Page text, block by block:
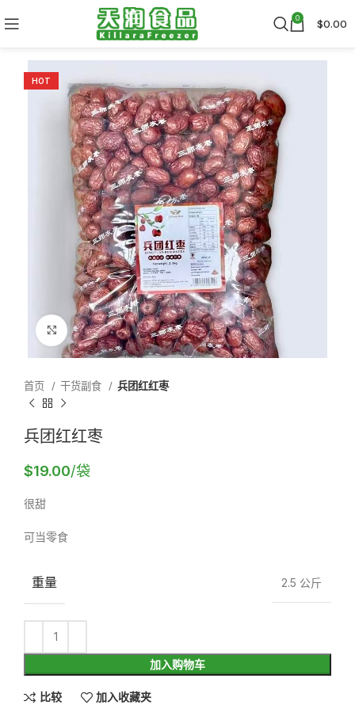
0 $0.00
HOT
Click to enlarge
首页 干货副食 兵团红红枣
兵团红红枣
$19.00/袋
很甜
可当零食
重量 2.5 公斤
加入购物车
比较 加入收藏夹